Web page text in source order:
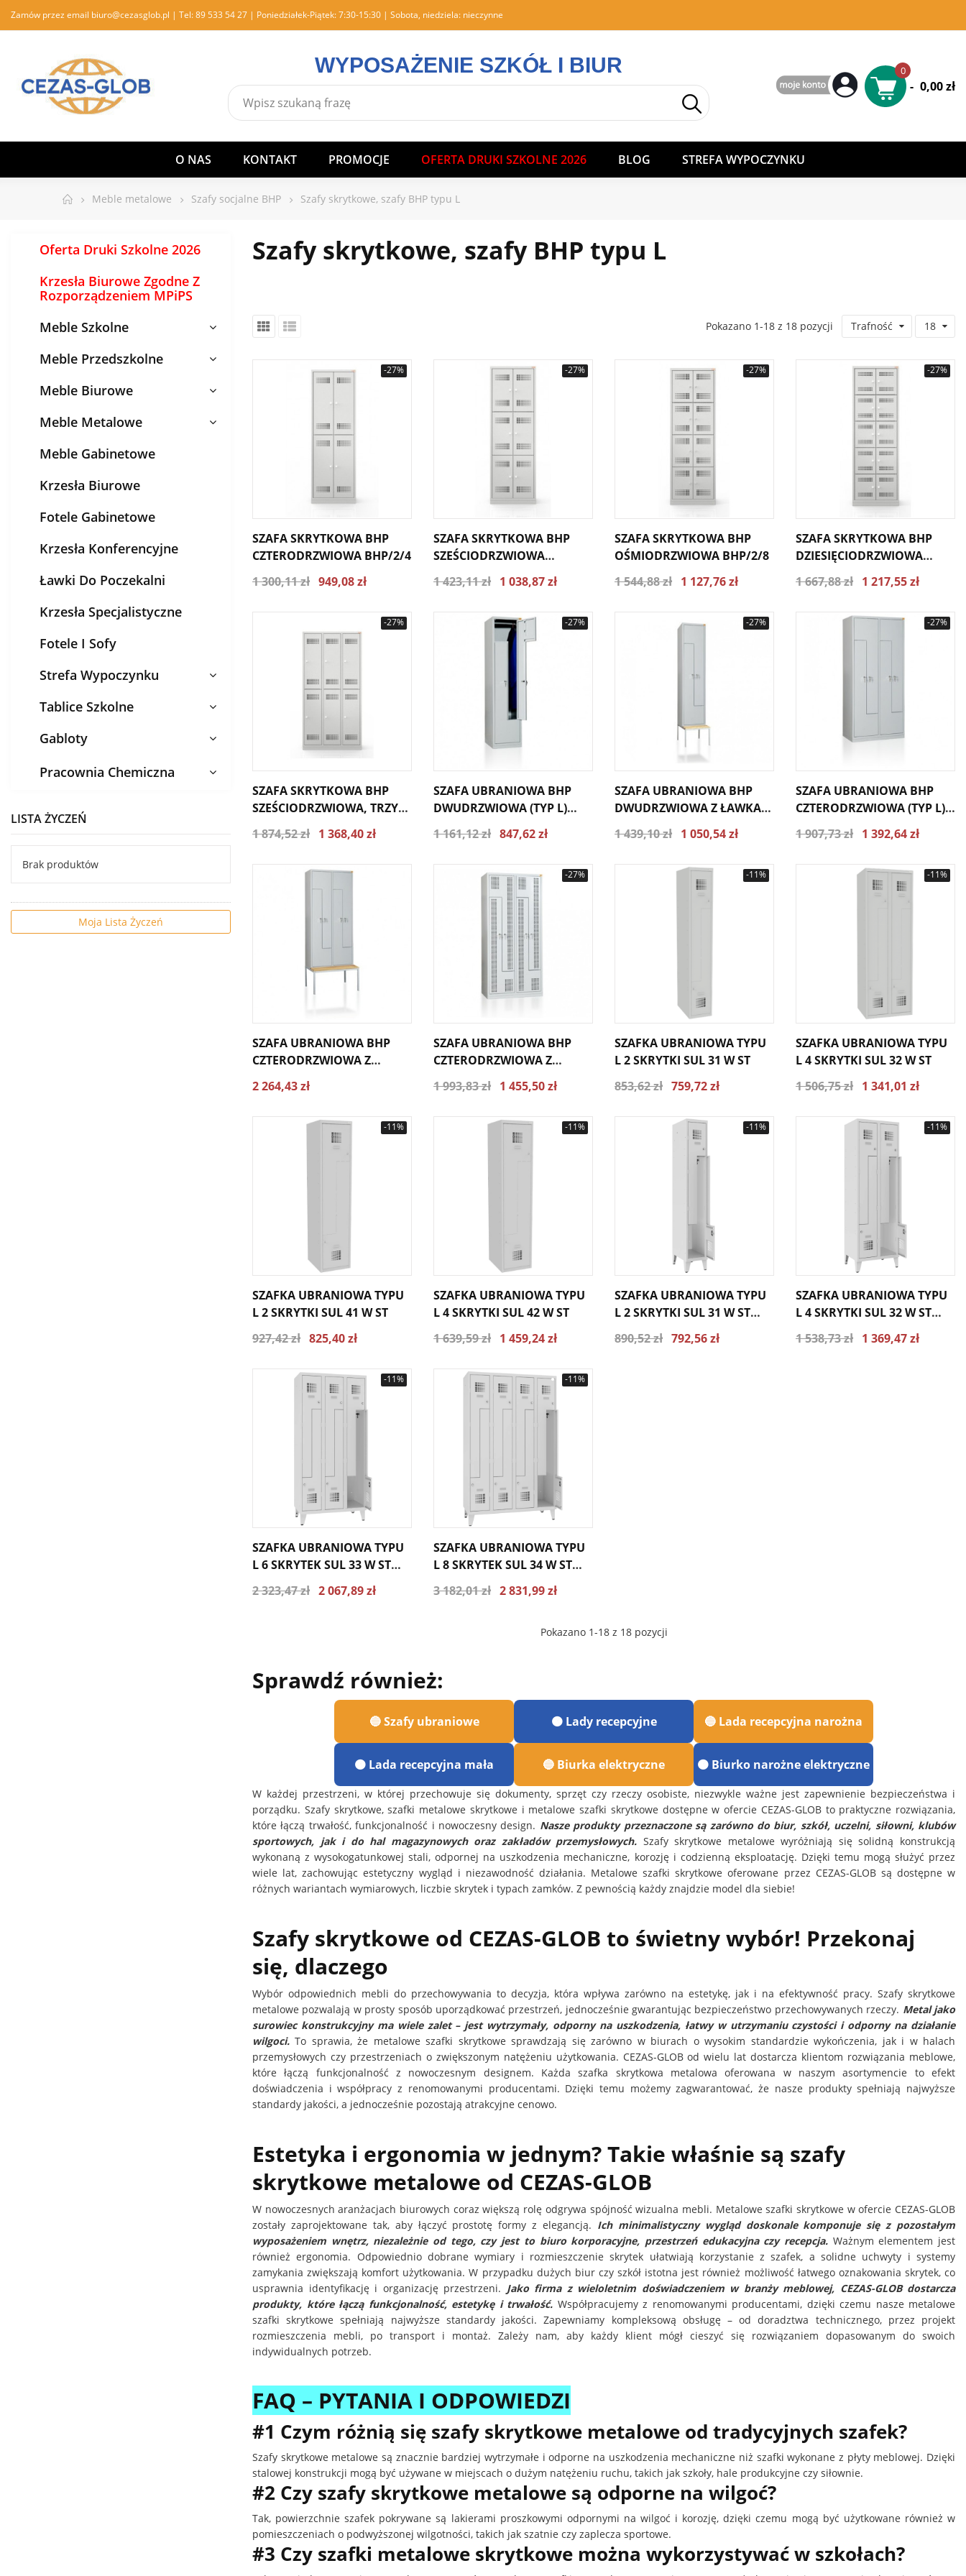
Zamów przez email biuro@cezasglob.pl | Tel:89 533 54 27 | Poniedziałek-Piątek: 7:30-15:30 | Sobota, niedziela: nieczynne
WYPOSAŻENIE SZKÓŁ I BIUR 0
- 0,00 zł
O NAS KONTAKT PROMOCJE OFERTA DRUKI SZKOLNE 2026 BLOG STREFA WYPOCZYNKU
Meble metalowe Szafy socjalne BHP Szafy skrytkowe, szafy BHP typu L
Szafy skrytkowe, szafy BHP typu L
Trafność 18
Pokazano 1-18 z 18 pozycji
-27%
SZAFA SKRYTKOWA BHP
CZTERODRZWIOWA BHP/2/4
1 300,11 zł 949,08 zł
-27%
SZAFA SKRYTKOWA BHP
SZEŚCIODRZWIOWA
1 423,11 zł 1 038,87 zł
-27%
SZAFA SKRYTKOWA BHP
OŚMIODRZWIOWA BHP/2/8
1 544,88 zł 1 127,76 zł
-27%
SZAFA SKRYTKOWA BHP
DZIESIĘCIODRZWIOWA
1 667,88 zł 1 217,55 zł
-27%
SZAFA SKRYTKOWA BHP
SZEŚCIODRZWIOWA, TRZY
KOLUMNOWA BHP/3/6
1 874,52 zł 1 368,40 zł
-27%
SZAFA UBRANIOWA BHP
DWUDRZWIOWA (TYP L)
1 161,12 zł 847,62 zł
-27%
SZAFA UBRANIOWA BHP
DWUDRZWIOWA Z ŁAWKA
(TYP L) BHPL/1/2Ł
1 439,10 zł 1 050,54 zł
-27%
SZAFA UBRANIOWA BHP
CZTERODRZWIOWA (TYP L)
1 907,73 zł 1 392,64 zł
SZAFA UBRANIOWA BHP
CZTERODRZWIOWA Z
ŁAWKA (TYP L) BHPL/2/4Ł
2 264,43 zł
-27%
SZAFA UBRANIOWA BHP
CZTERODRZWIOWA Z
PERFORACJĄ (TYP L)
BHPL/2/4P
1 993,83 zł 1 455,50 zł
-11%
SZAFKA UBRANIOWA TYPU
L 2 SKRYTKI SUL 31 W ST
853,62 zł 759,72 zł
-11%
SZAFKA UBRANIOWA TYPU
L 4 SKRYTKI SUL 32 W ST
1 506,75 zł 1 341,01 zł
-11%
SZAFKA UBRANIOWA TYPU
L 2 SKRYTKI SUL 41 W ST
927,42 zł 825,40 zł
-11%
SZAFKA UBRANIOWA TYPU
L 4 SKRYTKI SUL 42 W ST
1 639,59 zł 1 459,24 zł
-11%
SZAFKA UBRANIOWA TYPU
L 2 SKRYTKI SUL 31 W ST
890,52 zł 792,56 zł
-11%
SZAFKA UBRANIOWA TYPU
L 4 SKRYTKI SUL 32 W ST
1 538,73 zł 1 369,47 zł
-11%
SZAFKA UBRANIOWA TYPU
L 6 SKRYTEK SUL 33 W ST
2 323,47 zł 2 067,89 zł
-11%
SZAFKA UBRANIOWA TYPU
L 8 SKRYTEK SUL 34 W ST
3 182,01 zł 2 831,99 zł
Pokazano 1-18 z 18 pozycji
Sprawdź również:
🔵 Szafy ubraniowe 🟠 Lady recepcyjne 🔵 Lada recepcyjna narożna
🟠 Lada recepcyjna mała 🔵 Biurka elektryczne 🟠 Biurko narożne elektryczne
W każdej przestrzeni, w której przechowuje się dokumenty, sprzęt czy rzeczy osobiste, niezwykle ważne jest zapewnienie bezpieczeństwa i
porządku. Szafy skrytkowe, szafki metalowe skrytkowe i metalowe szafki skrytkowe dostępne w ofercie CEZAS-GLOB to praktyczne rozwiązania,
które łączą trwałość, funkcjonalność i nowoczesny design. Nasze produkty przeznaczone są zarówno do biur, szkół, uczelni, siłowni, klubów
sportowych, jak i do hal magazynowych oraz zakładów przemysłowych. Szafy skrytkowe metalowe wyróżniają się solidną konstrukcją
wykonaną z wysokogatunkowej stali, odpornej na uszkodzenia mechaniczne, korozję i codzienną eksploatację. Dzięki temu mogą służyć przez
wiele lat, zachowując estetyczny wygląd i niezawodność działania. Metalowe szafki skrytkowe oferowane przez CEZAS-GLOB są dostępne w
różnych wariantach wymiarowych, liczbie skrytek i typach zamków. Z pewnością każdy znajdzie model dla siebie!
Szafy skrytkowe od CEZAS-GLOB to świetny wybór! Przekonaj
się, dlaczego
Wybór odpowiednich mebli do przechowywania to decyzja, która wpływa zarówno na estetykę, jak i na efektywność pracy. Szafy skrytkowe
metalowe pozwalają w prosty sposób uporządkować przestrzeń, jednocześnie gwarantując bezpieczeństwo przechowywanych rzeczy. Metal jako
surowiec konstrukcyjny ma wiele zalet – jest wytrzymały, odporny na uszkodzenia, łatwy w utrzymaniu czystości i odporny na działanie
wilgoci. To sprawia, że metalowe szafki skrytkowe sprawdzają się zarówno w biurach o wysokim standardzie wykończenia, jak i w halach
przemysłowych czy przestrzeniach o zwiększonym natężeniu użytkowania. CEZAS-GLOB od wielu lat dostarcza klientom rozwiązania meblowe,
które łączą funkcjonalność z nowoczesnym designem. Każda szafka skrytkowa metalowa oferowana w naszym asortymencie to efekt
doświadczenia i współpracy z renomowanymi producentami. Dzięki temu możemy zagwarantować, że nasze produkty spełniają najwyższe
standardy jakości, a jednocześnie pozostają atrakcyjne cenowo.
Estetyka i ergonomia w jednym? Takie właśnie są szafy
skrytkowe metalowe od CEZAS-GLOB
W nowoczesnych aranżacjach biurowych coraz większą rolę odgrywa spójność wizualna mebli. Metalowe szafki skrytkowe w ofercie CEZAS-GLOB
zostały zaprojektowane tak, aby łączyć prostotę formy z elegancją. Ich minimalistyczny wygląd doskonale komponuje się z pozostałym
wyposażeniem wnętrz, niezależnie od tego, czy jest to biuro korporacyjne, przestrzeń edukacyjna czy recepcja.Ważnym elementem jest
również ergonomia. Odpowiednio dobrane wymiary i rozmieszczenie skrytek ułatwiają korzystanie z szafek, a solidne uchwyty i systemy
zamykania zwiększają komfort użytkowania. W przypadku dużych biur czy szkół istotna jest również możliwość łatwego oznakowania skrytek, co
usprawnia identyfikację i organizację przestrzeni. Jako firma z wieloletnim doświadczeniem w branży meblowej, CEZAS-GLOB dostarcza
produkty, które łączą funkcjonalność, estetykę i trwałość. Współpracujemy z renomowanymi producentami, dzięki czemu nasze metalowe
szafki skrytkowe spełniają najwyższe standardy jakości. Zapewniamy kompleksową obsługę – od doradztwa technicznego, przez projekt
rozmieszczenia mebli, po transport i montaż. Zależy nam, aby każdy klient mógł cieszyć się rozwiązaniem dopasowanym do swoich
indywidualnych potrzeb.
FAQ – PYTANIA I ODPOWIEDZI
#1 Czym różnią się szafy skrytkowe metalowe od tradycyjnych szafek?
Szafy skrytkowe metalowe są znacznie bardziej wytrzymałe i odporne na uszkodzenia mechaniczne niż szafki wykonane z płyty meblowej. Dzięki
stalowej konstrukcji mogą być używane w miejscach o dużym natężeniu ruchu, takich jak szkoły, hale produkcyjne czy siłownie.
#2 Czy szafy skrytkowe metalowe są odporne na wilgoć?
Tak, powierzchnie szafek pokrywane są lakierami proszkowymi odpornymi na wilgoć i korozję, dzięki czemu mogą być użytkowane również w
pomieszczeniach o podwyższonej wilgotności, takich jak szatnie czy zaplecza sportowe.
#3 Czy szafki metalowe skrytkowe można wykorzystywać w szkołach?
Oferta Druki Szkolne 2026
Krzesła Biurowe Zgodne Z
Rozporządzeniem MPiPS
Meble Szkolne
Meble Przedszkolne
Meble Biurowe
Meble Metalowe
Meble Gabinetowe
Krzesła Biurowe
Fotele Gabinetowe
Krzesła Konferencyjne
Ławki Do Poczekalni
Krzesła Specjalistyczne
Fotele I Sofy
Strefa Wypoczynku
Tablice Szkolne
Gabloty
Pracownia Chemiczna
LISTA ŻYCZEŃ
Brak produktów
Moja Lista Życzeń